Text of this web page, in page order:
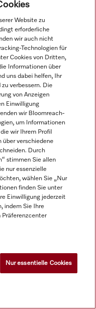
Tex 20 OB - 20 l
Flüssigkonzentrat, sauer,
20 l zur wirksamen
von
Flecken.
€ 1l = 5,25 €
MwSt.
Lager
APCL 018
Website zu
erforderliche
wir auch nicht
Technologien für
Cookies von Dritten,
Informationen über
uns dabei helfen, Ihr
verbessern. Die
von Anzeigen
Einwilligung
wir Bloomreach-
um Informationen
wir Ihrem Profil
über verschiedene
Durch
stimmen Sie allen
nur essenzielle
wählen Sie „Nur
finden Sie unter
Einwilligung jederzeit
indem Sie Ihre
Präferenzcenter
Nur essentielle Cookies